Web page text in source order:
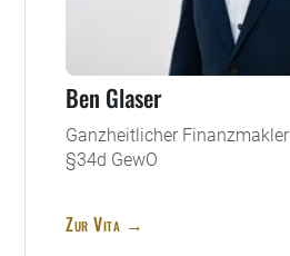
Ben Glaser
Ganzheitlicher Finanzmakler
§34d GewO
Zur Vita →